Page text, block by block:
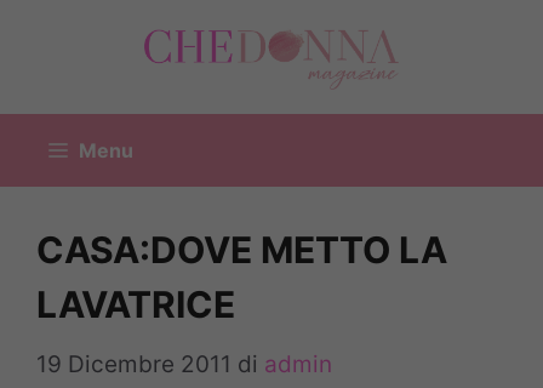
Menu
CASA:DOVE METTO LA
LAVATRICE
19 Dicembre 2011 di admin